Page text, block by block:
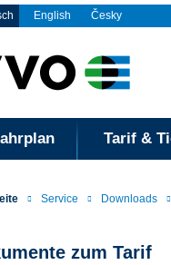
English Česky
Tarif &
Service Downloads
zum Tarif